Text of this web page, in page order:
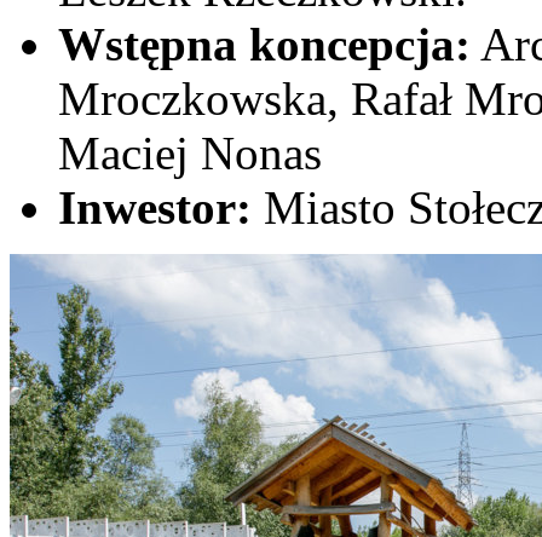
Wstępna koncepcja:
Mroczkowska, Rafał
Maciej Nonas
Inwestor: Miasto